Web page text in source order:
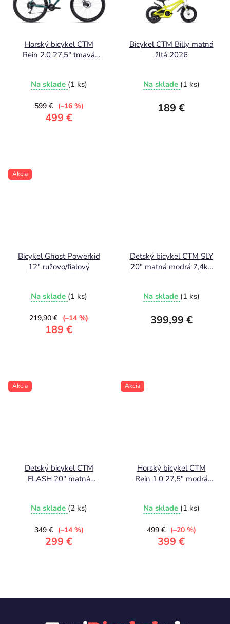
Horský bicykel CTM
Rein 2.0 27,5" tmavá
Na sklade (1 ks)
499 €
599 € (–16 %)
Bicykel CTM Billy matná
žltá 2026
Na sklade (1 ks)
189 €
Akcia
Bicykel Ghost Powerkid
12" ružovo/fialový
Na sklade (1 ks)
189 €
219,90 € (–14 %)
Detský bicykel CTM SLY
20" matná modrá 7,4kg
Na sklade (1 ks)
399,99 €
Akcia
Detský bicykel CTM
FLASH 20" matná
Na sklade (2 ks)
299 €
349 € (–14 %)
Akcia
Horský bicykel CTM
Rein 1.0 27,5" modrá
Na sklade (1 ks)
399 €
499 € (–20 %)